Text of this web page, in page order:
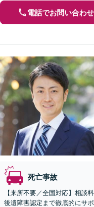
電話でお問い合わせ
死亡事故
【来所不要／全国対応】相談
後遺障害認定まで徹底的にサ